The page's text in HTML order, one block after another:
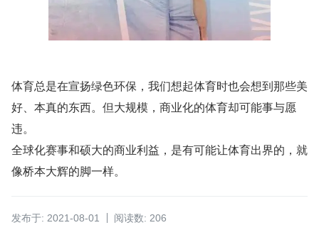
体育总是在宣扬绿色环保，我们想起体育时也会想到那些美
好、本真的东西。但大规模，商业化的体育却可能事与愿
违。
全球化赛事和硕大的商业利益，是有可能让体育出界的，就
像桥本大辉的脚一样。
发布于: 2021-08-01 阅读数: 206